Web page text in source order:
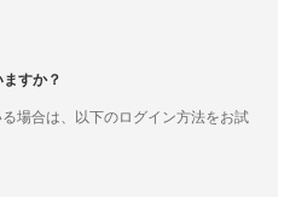
すか？
場合は、以下のログイン方法をお試